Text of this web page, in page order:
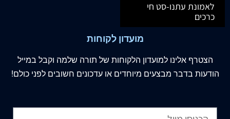
לאמונת עתנו-סט חי
כרכים
מועדון לקוחות
הצטרף אלינו למועדון הלקוחות של תורה שלמה וקבל במייל
הודעות בדבר מבצעים מיוחדים או עדכונים חשובים לפני כולם!